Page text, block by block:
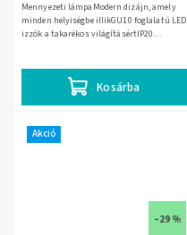
Kosárba
Mennyezeti lámpaModern dizájn, amely
minden helyiségbe illikGU10 foglalatú LED
izzók a takarékos világításértIP20
Akció
–29 %